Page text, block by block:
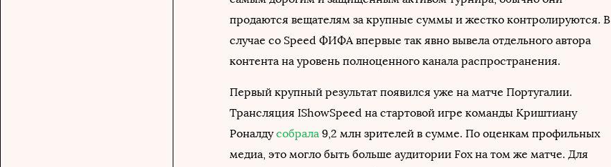
продаются вещателям за крупные суммы и жестко контролируются. В
случае со Speed ФИФА впервые так явно вывела отдельного автора
контента на уровень полноценного канала распространения.
Первый крупный результат появился уже на матче Португалии.
Трансляция IShowSpeed на стартовой игре команды Криштиану
Роналдусобрала 9,2 млн зрителей в сумме. По оценкам профильных
медиа, это могло быть больше аудитории Fox на том же матче. Для